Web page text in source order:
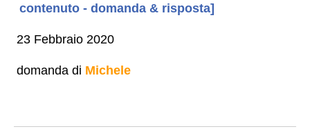
contenuto - domanda & risposta]
23 Febbraio 2020
domanda di Michele